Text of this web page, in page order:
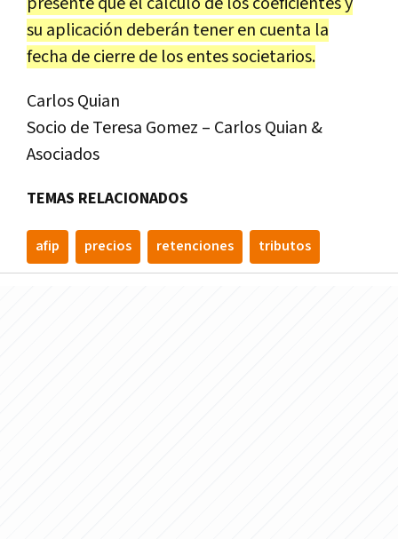
su aplicación deberán tener en cuenta la
fecha de cierre de los entes societarios.
Carlos Quian
Socio de Teresa Gomez – Carlos Quian &
Asociados
TEMAS RELACIONADOS
afip precios retenciones tributos